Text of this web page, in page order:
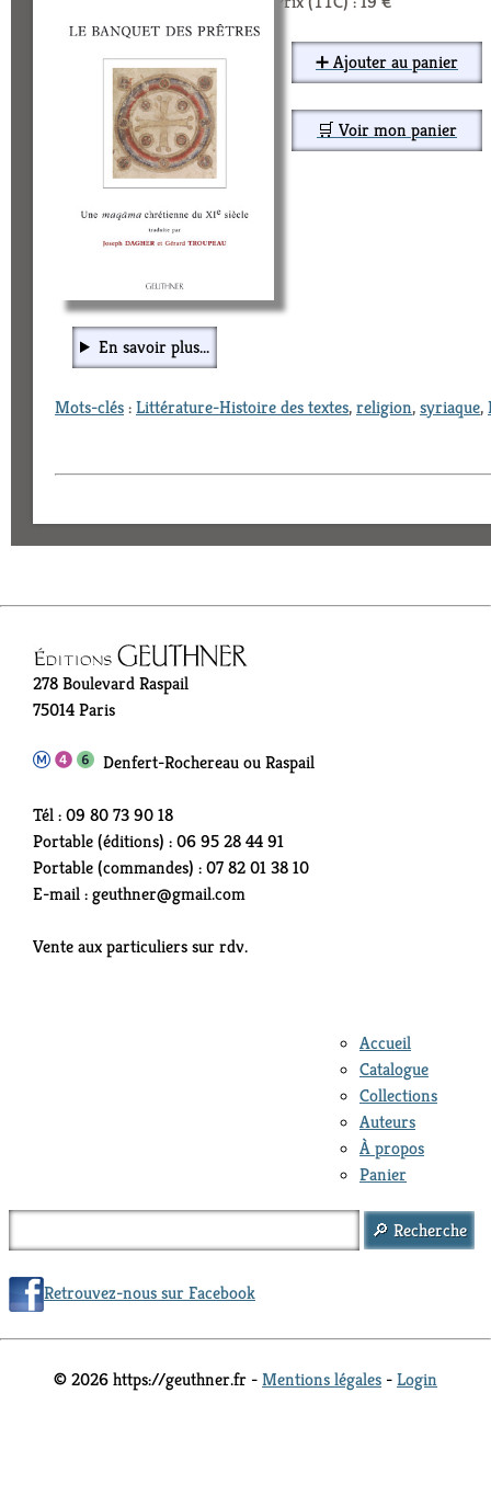
➕ Ajouter au panier
🛒 Voir mon panier
En savoir plus...
Mots-clés:Littérature-Histoire des textes,religion,syriaque,
278 Boulevard Raspail
75014 Paris
Denfert-Rochereau ou Raspail
Tél : 09 80 73 90 18
Portable (éditions) : 06 95 28 44 91
Portable (commandes) : 07 82 01 38 10
E-mail : geuthner@gmail.com
Vente aux particuliers sur rdv.
Accueil
Catalogue
Collections
Auteurs
À propos
Panier
Retrouvez-nous sur Facebook
© 2026 https://geuthner.fr -Mentions légales -Login